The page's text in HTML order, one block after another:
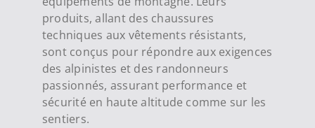
produits, allant des chaussures
techniques aux vêtements résistants,
sont conçus pour répondre aux exigences
des alpinistes et des randonneurs
passionnés, assurant performance et
sécurité en haute altitude comme sur les
sentiers.